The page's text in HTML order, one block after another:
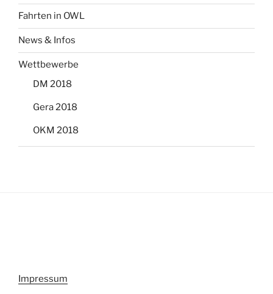
Fahrten in OWL
News & Infos
Wettbewerbe
DM 2018
Gera 2018
OKM 2018
Impressum